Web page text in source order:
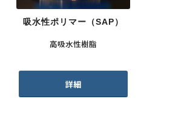
吸水性ポリマー（SAP）
高吸水性樹脂
詳細